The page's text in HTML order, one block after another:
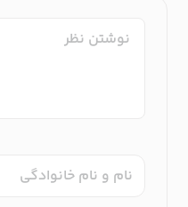
نام و نام خانوادگی